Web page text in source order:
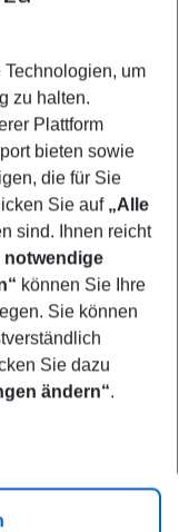
um
zu halten.
Plattform
bieten sowie
die für Sie
Sie auf „Alle
sind. Ihnen reicht
notwendige
können Sie Ihre
Sie können
Sie dazu
ändern“.